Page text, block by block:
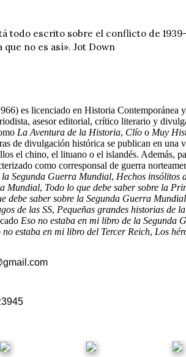
todo escrito sobre el conflicto de
no es así». Jot Down
es licenciado en Historia Contemporánea
asesor editorial, crítico literario y
La Aventura de la Historia, Clío o Muy
de divulgación histórica se publican en una
el chino, el lituano o el islandés. Además,
como corresponsal de guerra
la Segunda Guerra Mundial, Hechos insólitos
Mundial, Todo lo que debe saber sobre la
debe saber sobre la Segunda Guerra Mundial
de las SS, Pequeñas grandes historias de
Eso no estaba en mi libro de la Segunda
no estaba en mi libro del Tercer Reich, Los